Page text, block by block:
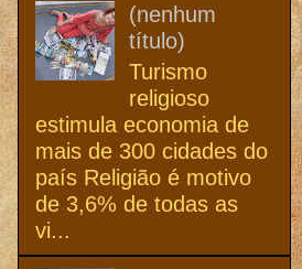
(nenhum
título)
Turismo
religioso
estimula economia de
mais de 300 cidades do
país Religião é motivo
de 3,6% de todas as
vi...